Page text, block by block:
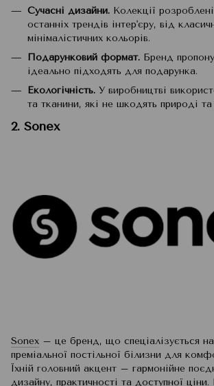
Сучасні дизайни. Колекції
останніх трендів інтер'єру, від
мінімалістичних кольорів.
Подарунковий формат. Бренд
ідеально підходять для подарунка.
Екологічність. У виробництві
та тканини, які не шкодять природі
2. Sonex
Sonex – це бренд, що спеціалізується на
преміальної постільної білизни для
Їхній головний акцент – гармонійне
дизайну, практичності та доступної